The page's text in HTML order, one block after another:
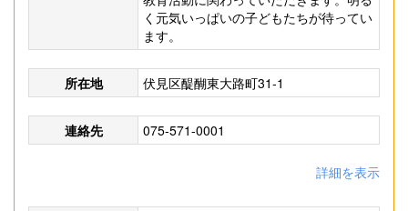
く元気いっぱいの子どもたちが待ってい
ます。
所在地 伏見区醍醐東大路町31-1
連絡先 075-571-0001
詳細を表示